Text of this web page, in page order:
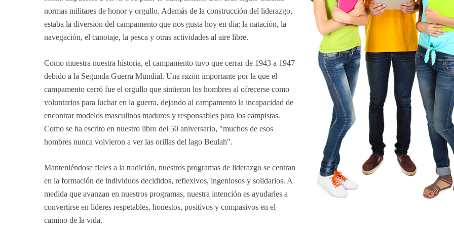
normas militares de honor y orgullo. Además de la construcción del liderazgo,
estaba la diversión del campamento que nos gusta hoy en día; la natación, la
navegación, el canotaje, la pesca y otras actividades al aire libre.
Como muestra nuestra historia, el campamento tuvo que cerrar de 1943 a 1947
debido a la Segunda Guerra Mundial. Una razón importante por la que el
campamento cerró fue el orgullo que sintieron los hombres al ofrecerse como
voluntarios para luchar en la guerra, dejando al campamento la incapacidad de
encontrar modelos masculinos maduros y responsables para los campistas.
Como se ha escrito en nuestro libro del 50 aniversario, "muchos de esos
hombres nunca volvieron a ver las orillas del lago Beulah".
Manteniéndose fieles a la tradición, nuestros programas de liderazgo se centran
en la formación de individuos decididos, reflexivos, ingeniosos y solidarios. A
medida que avanzan en nuestros programas, nuestra intención es ayudarles a
convertirse en líderes respetables, honestos, positivos y compasivos en el
camino de la vida.